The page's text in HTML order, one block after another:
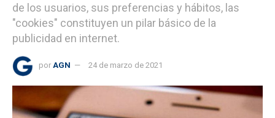
de los usuarios, sus preferencias y hábitos, las
"cookies" constituyen un pilar básico de la
publicidad en internet.
por AGN 24 de marzo de 2021